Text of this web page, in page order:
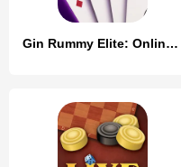
Gin Rummy Elite: Online Game